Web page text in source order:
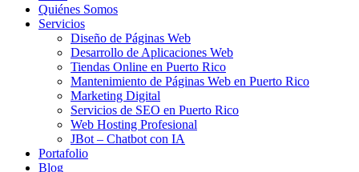
Quiénes Somos
Servicios
Diseño de Páginas Web
Desarrollo de Aplicaciones Web
Tiendas Online en Puerto Rico
Mantenimiento de Páginas Web en Puerto Rico
Marketing Digital
Servicios de SEO en Puerto Rico
Web Hosting Profesional
JBot – Chatbot con IA
Portafolio
Blog